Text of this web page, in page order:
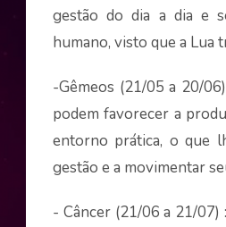
gestão do dia a dia e
humano, visto que a Lua
-Gêmeos (21/05 a 20/
podem favorecer a
entorno prática, o que
gestão e a movimentar
- Câncer (21/06 a 21/07)